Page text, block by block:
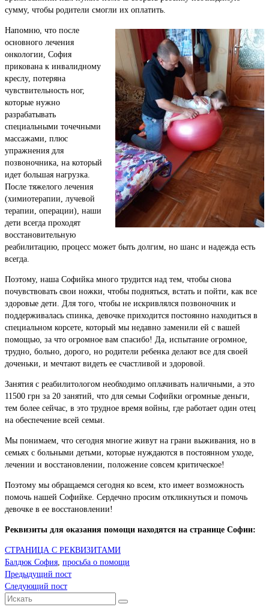
сумму, чтобы родители смогли их оплатить.
Напомню, что после
основного лечения
онкологии, София
прикована к инвалидному
креслу, потеряна
чувствительность ног,
которые нужно
разрабатывать
специальными точечными
массажами, плюс
упражнения для
позвоночника, на который
идет большая нагрузка.
После тяжелого лечения
(химиотерапии, лучевой
терапии, операции), наши
дети всегда проходят
восстановительную
реабилитацию, процесс может быть долгим, но шанс и надежда есть
всегда.
Поэтому, наша Софийка много трудится над тем, чтобы снова
почувствовать свои ножки, чтобы подняться, встать и пойти, как все
здоровые дети. Для того, чтобы не искривлялся позвоночник и
поддерживалась спинка, девочке приходится постоянно находиться в
специальном корсете, который мы недавно заменили ей с вашей
помощью, за что огромное вам спасибо! Да, испытание огромное,
трудно, больно, дорого, но родители ребенка делают все для своей
доченьки, и мечтают видеть ее счастливой и здоровой.
Занятия с реабилитологом необходимо оплачивать наличными, а это
11500 грн за 20 занятий, что для семьи Софийки огромные деньги,
тем более сейчас, в это трудное время войны, где работает один отец
на обеспечение всей семьи.
Мы понимаем, что сегодня многие живут на грани выживания, но в
семьях с больными детьми, которые нуждаются в постоянном уходе,
лечении и восстановлении, положение совсем критическое!
Поэтому мы обращаемся сегодня ко всем, кто имеет возможность
помочь нашей Софийке. Сердечно просим откликнуться и помочь
девочке в ее восстановлении!
Реквизиты для оказания помощи находятся на странице Софии:
СТРАНИЦА С РЕКВИЗИТАМИ
Балдюк София, просьба о помощи
Предыдущий пост
Следующий пост
Искать: